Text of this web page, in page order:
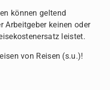
können geltend
Arbeitgeber keinen oder
leistet.
von Reisen (s.u.)!